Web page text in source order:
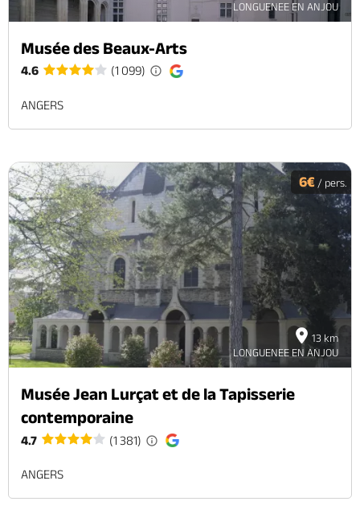
LONGUENEE EN ANJOU
Musée des Beaux-Arts
4.6 (1 099)
ANGERS
13 km
LONGUENEE EN ANJOU
6€ / pers.
Musée Jean Lurçat et de la Tapisserie
contemporaine
4.7 (1 381)
ANGERS